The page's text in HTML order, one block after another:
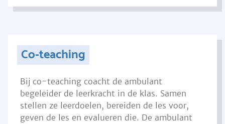
Co-teaching
Bij co-teaching coacht de ambulant
begeleider de leerkracht in de klas. Samen
stellen ze leerdoelen, bereiden de les voor,
geven de les en evalueren die. De ambulant